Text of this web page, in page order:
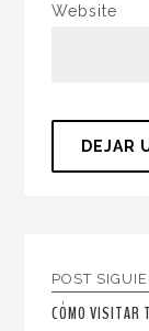
Website
POST
CÓMO VISITAR